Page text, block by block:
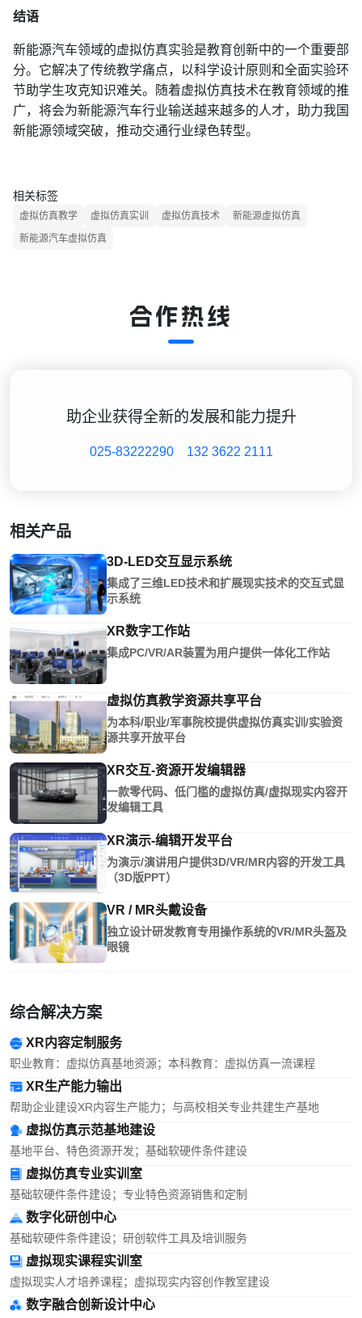
结语
新能源汽车领域的虚拟仿真实验是教育创新中的一个重要部
分。它解决了传统教学痛点，以科学设计原则和全面实验环
节助学生攻克知识难关。随着虚拟仿真技术在教育领域的推
广，将会为新能源汽车行业输送越来越多的人才，助力我国
新能源领域突破，推动交通行业绿色转型。
相关标签
虚拟仿真教学 虚拟仿真实训 虚拟仿真技术
新能源虚拟仿真
新能源汽车虚拟仿真
合作热线
助企业获得全新的发展和能力提升
025-83222290 132 3622 2111
相关产品
3D-LED交互显示系统
集成了三维LED技术和扩展现实技术的交互式显
示系统
XR数字工作站
集成PC/VR/AR装置为用户提供一体化工作站
虚拟仿真教学资源共享平台
为本科/职业/军事院校提供虚拟仿真实训/实验资
源共享开放平台
XR交互-资源开发编辑器
一款零代码、低门槛的虚拟仿真/虚拟现实内容开
发编辑工具
XR演示-编辑开发平台
为演示/演讲用户提供3D/VR/MR内容的开发工具
（3D版PPT）
VR / MR头戴设备
独立设计研发教育专用操作系统的VR/MR头盔及
眼镜
综合解决方案
XR内容定制服务
职业教育：虚拟仿真基地资源；本科教育：虚拟仿真一流课程
XR生产能力输出
帮助企业建设XR内容生产能力；与高校相关专业共建生产基地
虚拟仿真示范基地建设
基地平台、特色资源开发；基础软硬件条件建设
虚拟仿真专业实训室
基础软硬件条件建设；专业特色资源销售和定制
数字化研创中心
基础软硬件条件建设；研创软件工具及培训服务
虚拟现实课程实训室
虚拟现实人才培养课程；虚拟现实内容创作教室建设
数字融合创新设计中心